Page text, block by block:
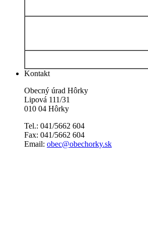
Kontakt
Obecný úrad Hôrky
Lipová 111/31
010 04 Hôrky
Tel.: 041/5662 604
Fax: 041/5662 604
Email: obec@obechorky.sk